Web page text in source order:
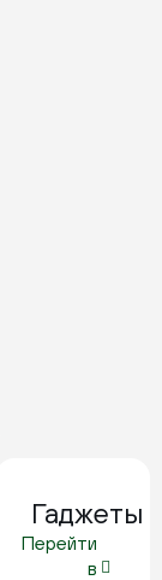
Гаджеты
Перейти
в